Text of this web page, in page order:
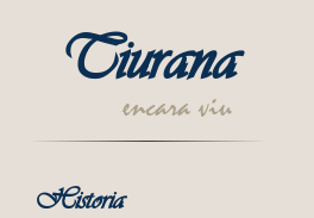
Tiurana
encara viu
Historia